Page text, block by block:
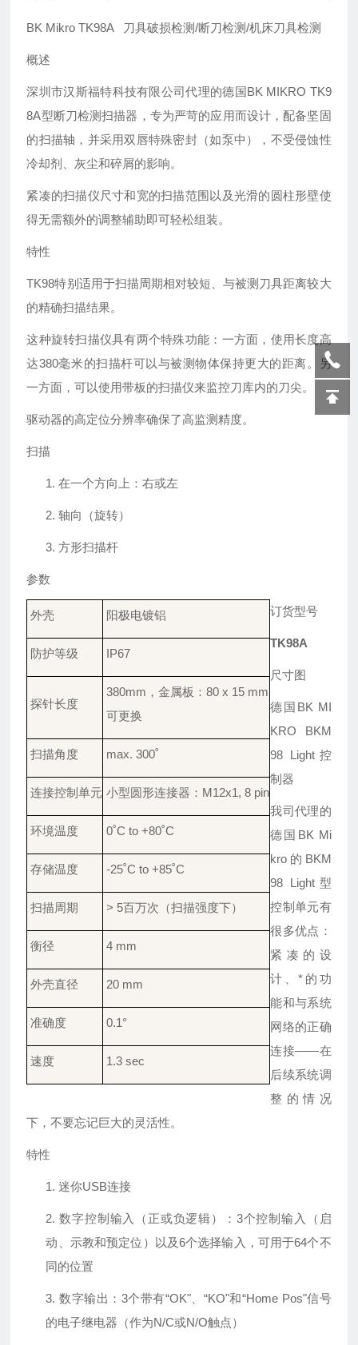
BK Mikro TK98A 刀具破损检测/断刀检测/机床刀具检测
概述
深圳市汉斯福特科技有限公司代理的德国BK MIKRO TK9
8A型断刀检测扫描器，专为严苛的应用而设计，配备坚固
的扫描轴，并采用双唇特殊密封（如泵中），不受侵蚀性
冷却剂、灰尘和碎屑的影响。
紧凑的扫描仪尺寸和宽的扫描范围以及光滑的圆柱形壁使
得无需额外的调整辅助即可轻松组装。
特性
TK98特别适用于扫描周期相对较短、与被测刀具距离较大
的精确扫描结果。
这种旋转扫描仪具有两个特殊功能：一方面，使用长度高
达380毫米的扫描杆可以与被测物体保持更大的距离。另
一方面，可以使用带板的扫描仪来监控刀库内的刀尖。
驱动器的高定位分辨率确保了高监测精度。
扫描
1.在一个方向上：右或左
2.轴向（旋转）
3.方形扫描杆
参数
外壳 阳极电镀铝
防护等级 IP67
探针长度
380mm ，金属板 ：80 x 15 mm
可更换
扫描角度 max. 300˚
连接控制单元 小型圆形连接器 ： M12x1, 8 pin
环境温度 0˚C to +80˚C
存储温度 -25˚C to +85˚C
扫描周期 > 5百万次 （扫描强度下）
衡径 4 mm
外壳直径 20 mm
准确度 0.1°
速度 1.3 sec
订货型号
TK98A
尺寸图
德国 BK MI
KRO BKM
98 Light 控
制器
我司代理的
德国 BK Mi
kro 的 BKM
98 Light 型
控制单元有
很多优点：
紧凑的设
计、*的功
能和与系统
网络的正确
连接——在
后续系统调
整的情况
下，不要忘记巨大的灵活性。
特性
1.迷你USB连接
2.数字控制输入（正或负逻辑）： 3个控制输入（启
动、示教和预定位）以及6个选择输入，可用于64个不
同的位置
3. 数字输出： 3个带有“OK"、 “KO"和“Home Pos"信号
的电子继电器（作为N/C或N/O触点）